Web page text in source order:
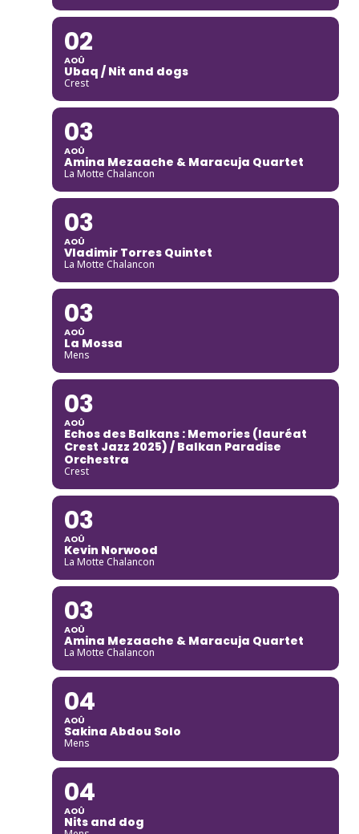
02
AOÛ
Ubaq / Nit and dogs
Crest
03
AOÛ
Amina Mezaache & Maracuja Quartet
La Motte Chalancon
03
AOÛ
Vladimir Torres Quintet
La Motte Chalancon
03
AOÛ
La Mossa
Mens
03
AOÛ
Echos des Balkans : Memories (lauréat
Crest Jazz 2025) / Balkan Paradise
Orchestra
Crest
03
AOÛ
Kevin Norwood
La Motte Chalancon
03
AOÛ
Amina Mezaache & Maracuja Quartet
La Motte Chalancon
04
AOÛ
Sakina Abdou Solo
Mens
04
AOÛ
Nits and dog